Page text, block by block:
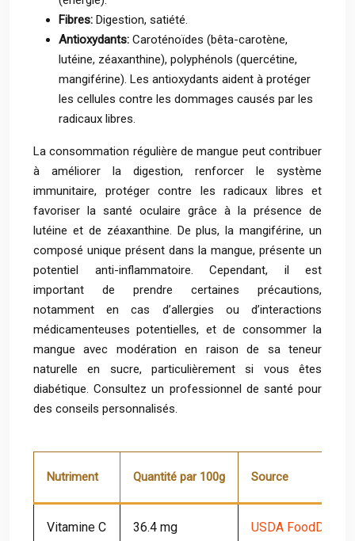
Fibres: Digestion, satiété.
Antioxydants: Caroténoïdes (bêta-carotène,
lutéine, zéaxanthine), polyphénols (quercétine,
mangiférine). Les antioxydants aident à protéger
les cellules contre les dommages causés par les
radicaux libres.
La consommation régulière de mangue peut contribuer
à améliorer la digestion, renforcer le système
immunitaire, protéger contre les radicaux libres et
favoriser la santé oculaire grâce à la présence de
lutéine et de zéaxanthine. De plus, la mangiférine, un
composé unique présent dans la mangue, présente un
potentiel anti-inflammatoire. Cependant, il est
important de prendre certaines précautions,
notamment en cas d’allergies ou d’interactions
médicamenteuses potentielles, et de consommer la
mangue avec modération en raison de sa teneur
naturelle en sucre, particulièrement si vous êtes
diabétique. Consultez un professionnel de santé pour
des conseils personnalisés.
Nutriment Quantité par 100g Source
Vitamine C 36.4 mg USDA FoodData